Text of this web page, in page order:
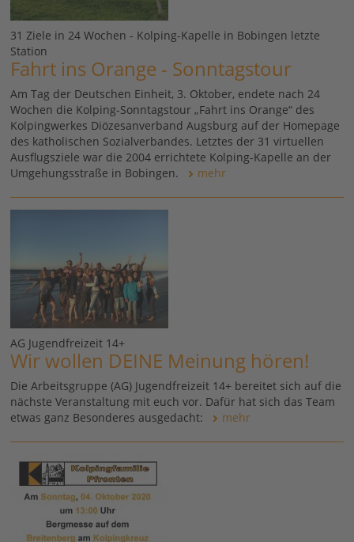
31 Ziele in 24 Wochen - Kolping-Kapelle in Bobingen letzte
Station
Fahrt ins Orange - Sonntagstour
Am Tag der Deutschen Einheit, 3. Oktober, endete nach 24
Wochen die Kolping-Sonntagstour „Fahrt ins Orange“ des
Kolpingwerkes Diözesanverband Augsburg auf der Homepage
des katholischen Sozialverbandes. Letztes der 31 virtuellen
Ausflugsziele war die 2004 errichtete Kolping-Kapelle an der
Umgehungsstraße in Bobingen.
mehr
AG Jugendfreizeit 14+
Wir wollen DEINE Meinung hören!
Die Arbeitsgruppe (AG) Jugendfreizeit 14+ bereitet sich auf die
nächste Veranstaltung mit euch vor. Dafür hat sich das Team
etwas ganz Besonderes ausgedacht:
mehr